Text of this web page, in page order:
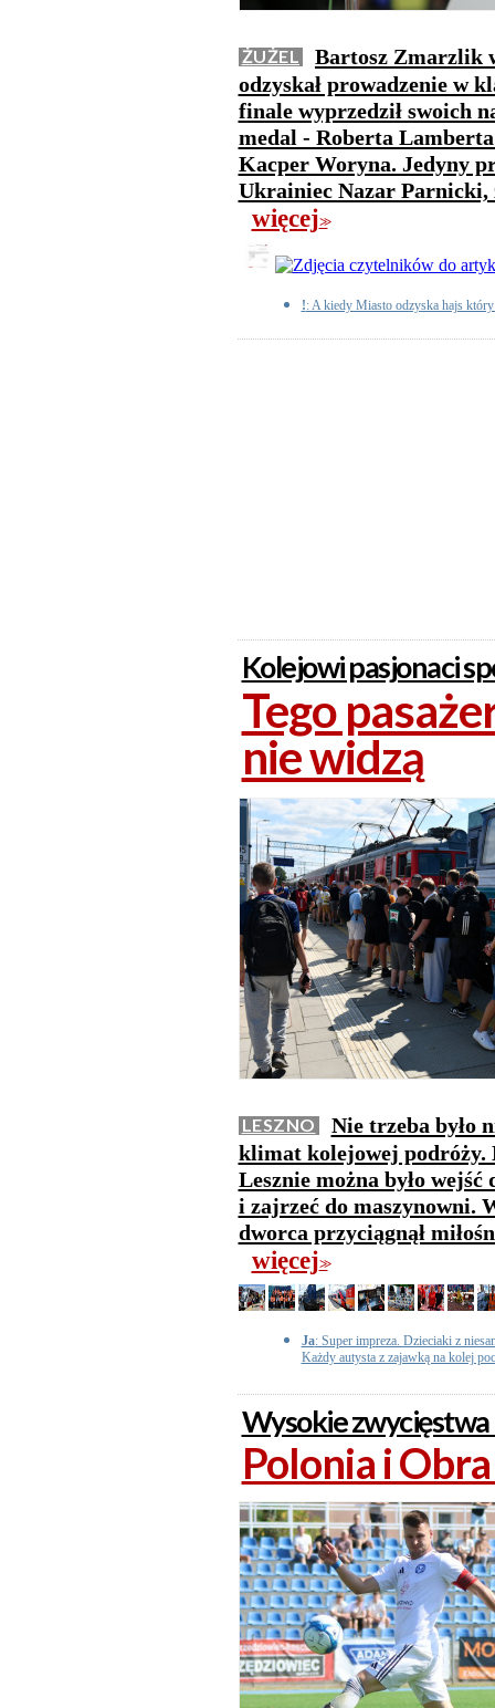
ŻUŻEL
Bartosz Zmarzlik
odzyskał prowadzenie w
finale wyprzedził swoich
medal - Roberta
Kacper Woryna. Jedyny
Ukrainiec Nazar Parnicki,
więcej>>
!: A kiedy Miasto odzyska hajs
Kolejowi pasjonaci
Tego
nie widzą
LESZNO
Nie trzeba było
klimat kolejowej podróży.
Lesznie można było
i zajrzeć do maszynowni.
dworca przyciągnął
więcej>>
Ja: Super impreza. Dzieciaki z
Każdy autysta z zajawką na kolej
Wysokie zwycięstwa
Polonia i